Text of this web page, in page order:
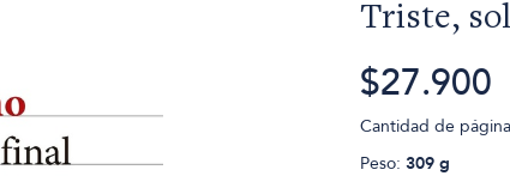
Triste,
$27.900
Cantidad de
Peso: 309 g